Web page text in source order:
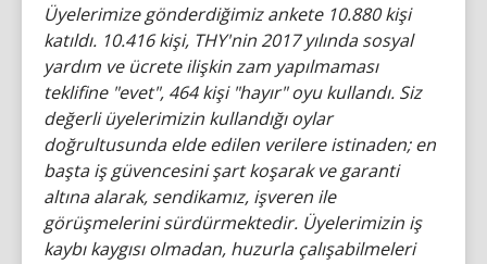
Üyelerimize gönderdiğimiz ankete 10.880 kişi
katıldı. 10.416 kişi, THY'nin 2017 yılında sosyal
yardım ve ücrete ilişkin zam yapılmaması
teklifine "evet", 464 kişi "hayır" oyu kullandı. Siz
değerli üyelerimizin kullandığı oylar
doğrultusunda elde edilen verilere istinaden; en
başta iş güvencesini şart koşarak ve garanti
altına alarak, sendikamız, işveren ile
görüşmelerini sürdürmektedir. Üyelerimizin iş
kaybı kaygısı olmadan, huzurla çalışabilmeleri